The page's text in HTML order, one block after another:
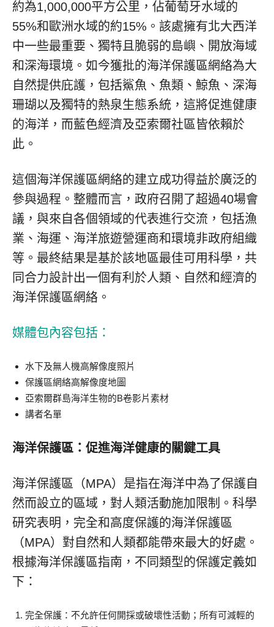
約為1,000,000平方公里，佔葡萄牙水域的
55%和歐洲水域的約15%。該處擁有北大西洋
中一些最重要、獨特且脆弱的島嶼、開放海域
和深海環境。如今獲批的海洋保護區網絡為大
自然提供庇護，包括鯊魚、魚類、鯨魚、深海
珊瑚以及獨特的熱泉生態系統，這將促進健康
的海洋，而藍色經濟及亞索爾社區皆依賴於
此。
這個海洋保護區網絡的建立成功得益於廣泛的
參與過程。整體而言，政府召開了超過40場會
議，與來自各個領域的代表進行交流，包括漁
業、海運、海洋旅遊營運商和環境非政府組織
等。最終結果是基於該地區最佳可用科學，共
同合力設計出一個有利於人類、自然和經濟的
海洋保護區網絡。
媒體包內容包括：
水下及無人機高解像度照片
保護區網絡高解像度地圖
亞索爾群島海洋生物的B卷影片素材
講者名單
海洋保護區：促進海洋健康的關鍵工具
海洋保護區（MPA）是指在海洋中為了保護自
然而設立的區域，對人類活動施加限制。科學
研究表明，完全和高度保護的海洋保護區
（MPA）對自然和人類都能帶來最大的好處。
根據海洋保護區指南，不同類型的保護定義如
下：
完全保護：不允許任何開採或破壞性活動；所有可減輕的